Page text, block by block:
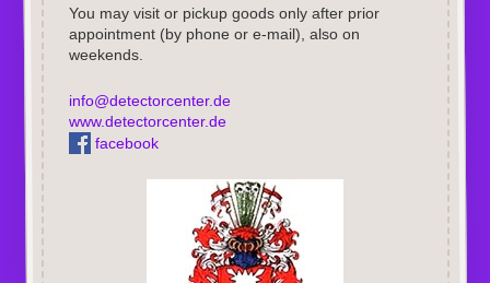
You may visit or pickup goods only after prior
appointment (by phone or e-mail), also on
weekends.
info@detectorcenter.de
www.detectorcenter.de
facebook